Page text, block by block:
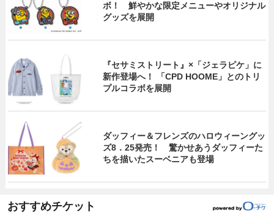
ボ！ 鮮やかな限定メニューやオリジナル
グッズを展開
『セサミストリート』×「ジェラピケ」に
新作登場へ！ 「CPD HOOME」とのトリ
プルコラボを展開
ダッフィー＆フレンズのハロウィーングッ
ズ8．25発売！ 驚かせあうダッフィーた
ちを描いたスーベニアも登場
おすすめチケット